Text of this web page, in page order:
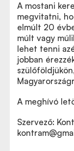
A mostani
megvitatni,
elmúlt 20
múlt vagy
lehet tenni
jobban
A meghívó
Szervező: